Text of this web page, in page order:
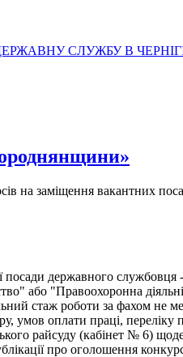
СЛУЖБУ В
на заміщення вакантних
державного службовця
або "Правоохоронна
стаж роботи за фахом не
умов оплати праці,
райсуду (кабінет № 6)
про оголошення